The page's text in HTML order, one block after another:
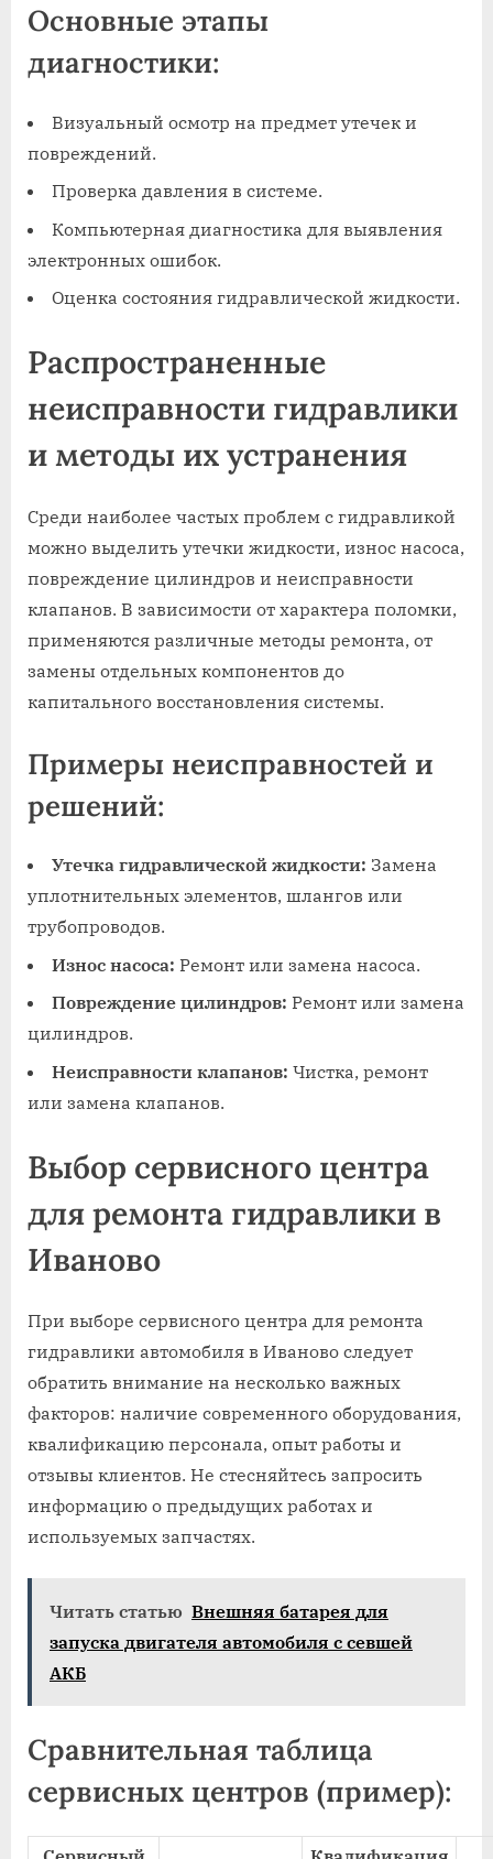
Основные этапы
диагностики:
Визуальный осмотр на предмет утечек и
повреждений.
Проверка давления в системе.
Компьютерная диагностика для выявления
электронных ошибок.
Оценка состояния гидравлической жидкости.
Распространенные
неисправности гидравлики
и методы их устранения
Среди наиболее частых проблем с гидравликой
можно выделить утечки жидкости, износ насоса,
повреждение цилиндров и неисправности
клапанов. В зависимости от характера поломки,
применяются различные методы ремонта, от
замены отдельных компонентов до
капитального восстановления системы.
Примеры неисправностей и
решений:
Утечка гидравлической жидкости: Замена
уплотнительных элементов, шлангов или
трубопроводов.
Износ насоса: Ремонт или замена насоса.
Повреждение цилиндров: Ремонт или замена
цилиндров.
Неисправности клапанов: Чистка, ремонт
или замена клапанов.
Выбор сервисного центра
для ремонта гидравлики в
Иваново
При выборе сервисного центра для ремонта
гидравлики автомобиля в Иваново следует
обратить внимание на несколько важных
факторов: наличие современного оборудования,
квалификацию персонала, опыт работы и
отзывы клиентов. Не стесняйтесь запросить
информацию о предыдущих работах и
используемых запчастях.
Читать статью Внешняя батарея для
запуска двигателя автомобиля с севшей
АКБ
Сравнительная таблица
сервисных центров (пример):